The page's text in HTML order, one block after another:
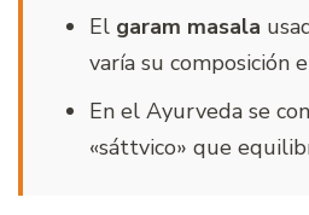
El garam masala
varía su composición
En el Ayurveda se
«sáttvico» que